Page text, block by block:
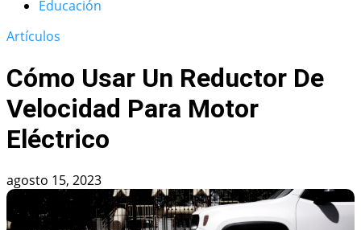
Educación
Artículos
Cómo Usar Un Reductor De
Velocidad Para Motor
Eléctrico
agosto 15, 2023